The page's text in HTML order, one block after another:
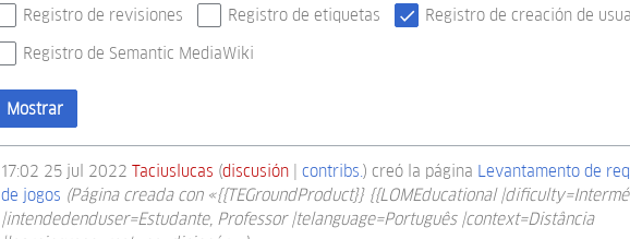
Registro de revisiones
Registro de etiquetas
Registro de creación de
Registro de Semantic MediaWiki
Mostrar
17:02 25 jul 2022 Taciuslucas discusión contribs. creó la página Levantamento de
de jogos (Página creada con «{{TEGroundProduct}} {{LOMEducational
|intendedenduser=Estudante, Professor |telanguage=Português |context=Distância